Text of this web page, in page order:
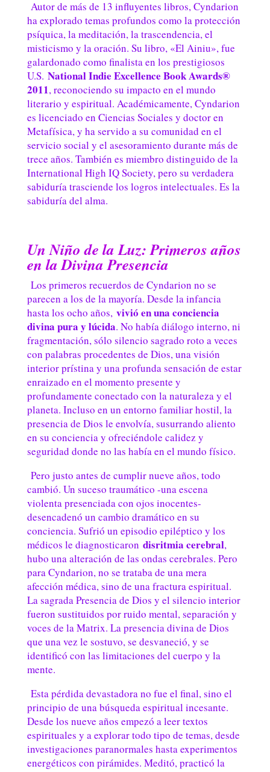
Autor de más de 13 influyentes libros, Cyndarion
ha explorado temas profundos como la protección
psíquica, la meditación, la trascendencia, el
misticismo y la oración. Su libro, «El Ainiu», fue
galardonado como finalista en los prestigiosos
U.S. National Indie Excellence Book Awards®
2011, reconociendo su impacto en el mundo
literario y espiritual. Académicamente, Cyndarion
es licenciado en Ciencias Sociales y doctor en
Metafísica, y ha servido a su comunidad en el
servicio social y el asesoramiento durante más de
trece años. También es miembro distinguido de la
International High IQ Society, pero su verdadera
sabiduría trasciende los logros intelectuales. Es la
sabiduría del alma.
Un Niño de la Luz: Primeros años
en la Divina Presencia
Los primeros recuerdos de Cyndarion no se
parecen a los de la mayoría. Desde la infancia
hasta los ocho años, vivió en una conciencia
divina pura y lúcida. No había diálogo interno, ni
fragmentación, sólo silencio sagrado roto a veces
con palabras procedentes de Dios, una visión
interior prístina y una profunda sensación de estar
enraizado en el momento presente y
profundamente conectado con la naturaleza y el
planeta. Incluso en un entorno familiar hostil, la
presencia de Dios le envolvía, susurrando aliento
en su conciencia y ofreciéndole calidez y
seguridad donde no las había en el mundo físico.
Pero justo antes de cumplir nueve años, todo
cambió. Un suceso traumático -una escena
violenta presenciada con ojos inocentes-
desencadenó un cambio dramático en su
conciencia. Sufrió un episodio epiléptico y los
médicos le diagnosticaron disritmia cerebral,
hubo una alteración de las ondas cerebrales. Pero
para Cyndarion, no se trataba de una mera
afección médica, sino de una fractura espiritual.
La sagrada Presencia de Dios y el silencio interior
fueron sustituidos por ruido mental, separación y
voces de la Matrix. La presencia divina de Dios
que una vez le sostuvo, se desvaneció, y se
identificó con las limitaciones del cuerpo y la
mente.
Esta pérdida devastadora no fue el final, sino el
principio de una búsqueda espiritual incesante.
Desde los nueve años empezó a leer textos
espirituales y a explorar todo tipo de temas, desde
investigaciones paranormales hasta experimentos
energéticos con pirámides. Meditó, practicó la